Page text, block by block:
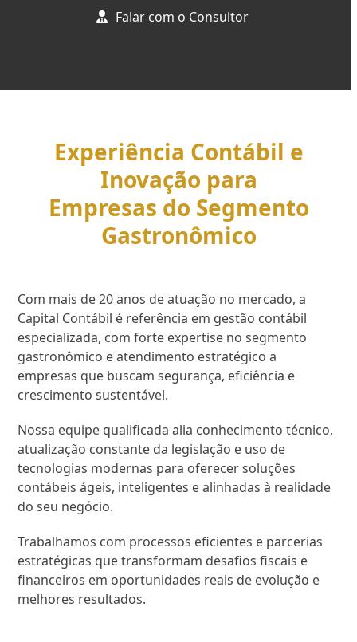
Falar com o Consultor
Experiência Contábil e
Inovação para
Empresas do Segmento
Gastronômico
Com mais de 20 anos de atuação no mercado, a
Capital Contábil é referência em gestão contábil
especializada, com forte expertise no segmento
gastronômico e atendimento estratégico a
empresas que buscam segurança, eficiência e
crescimento sustentável.
Nossa equipe qualificada alia conhecimento técnico,
atualização constante da legislação e uso de
tecnologias modernas para oferecer soluções
contábeis ágeis, inteligentes e alinhadas à realidade
do seu negócio.
Trabalhamos com processos eficientes e parcerias
estratégicas que transformam desafios fiscais e
financeiros em oportunidades reais de evolução e
melhores resultados.